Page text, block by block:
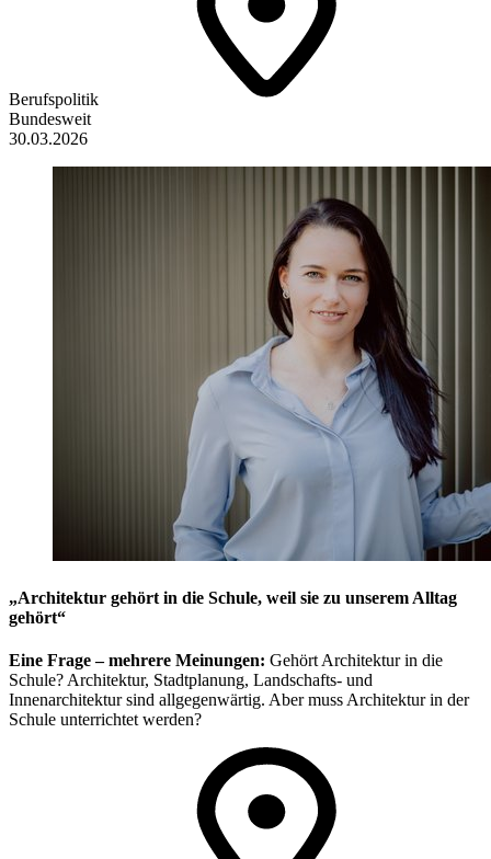
Berufspolitik
Bundesweit
30.03.2026
„Architektur gehört in die Schule, weil sie zu unserem Alltag
gehört“
Eine Frage – mehrere Meinungen: Gehört Architektur in die
Schule? Architektur, Stadtplanung, Landschafts- und
Innenarchitektur sind allgegenwärtig. Aber muss Architektur in der
Schule unterrichtet werden?